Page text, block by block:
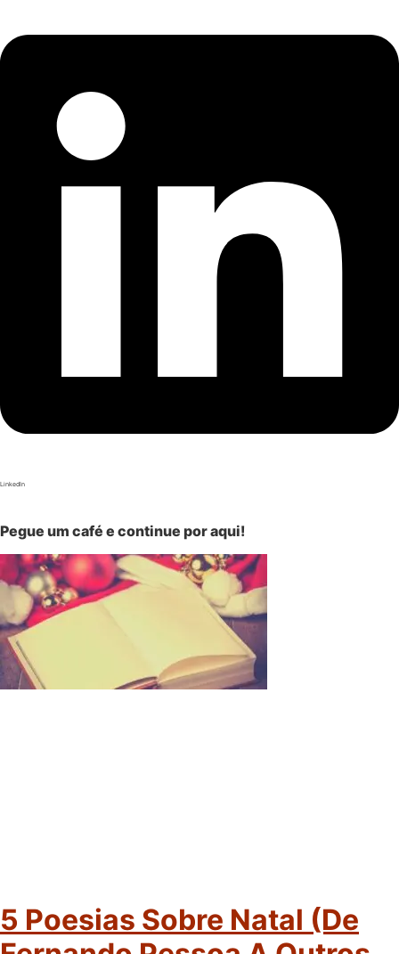
LinkedIn
Pegue um café e continue por aqui!
5 Poesias Sobre Natal (de